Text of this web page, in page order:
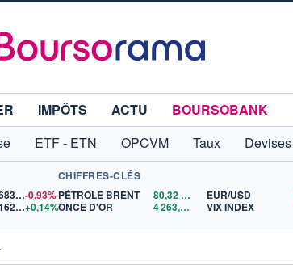
IMPÔTS ACTU
BOURSOBANK
ETF - ETN OPCVM Taux Devises
65 683,26-0,93%
26 162,70+0,14%
CHIFFRES-CLÉS
PÉTROLE BRENT
80,32$US
ONCE D'OR
4 263,46 $US
EUR/USD
VIX INDEX